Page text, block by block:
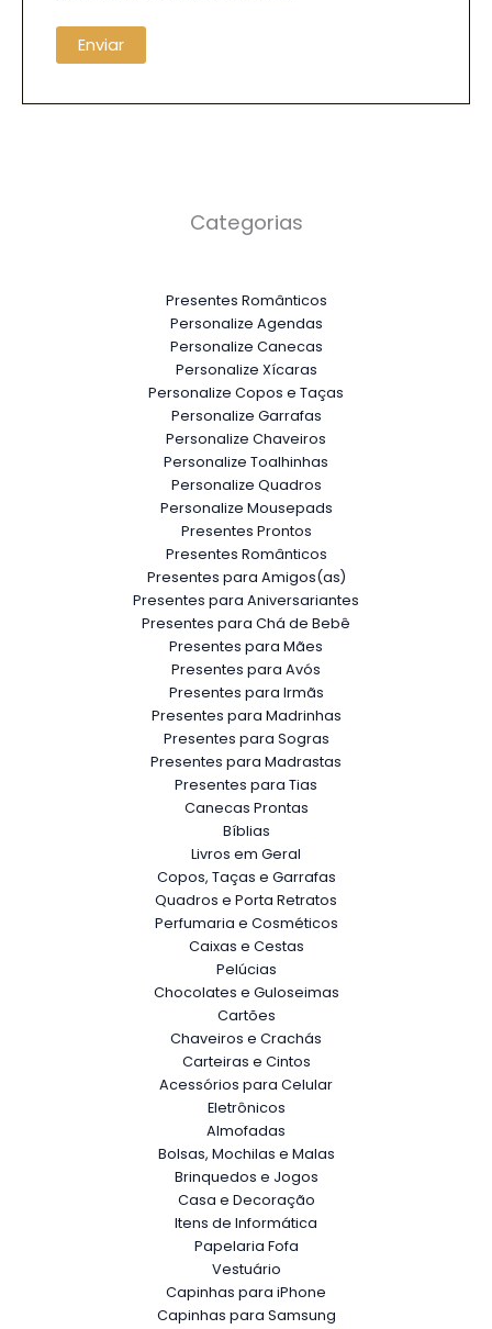
Categorias
Presentes Românticos
Personalize Agendas
Personalize Canecas
Personalize Xícaras
Personalize Copos e Taças
Personalize Garrafas
Personalize Chaveiros
Personalize Toalhinhas
Personalize Quadros
Personalize Mousepads
Presentes Prontos
Presentes Românticos
Presentes para Amigos(as)
Presentes para Aniversariantes
Presentes para Chá de Bebê
Presentes para Mães
Presentes para Avós
Presentes para Irmãs
Presentes para Madrinhas
Presentes para Sogras
Presentes para Madrastas
Presentes para Tias
Canecas Prontas
Bíblias
Livros em Geral
Copos, Taças e Garrafas
Quadros e Porta Retratos
Perfumaria e Cosméticos
Caixas e Cestas
Pelúcias
Chocolates e Guloseimas
Cartões
Chaveiros e Crachás
Carteiras e Cintos
Acessórios para Celular
Eletrônicos
Almofadas
Bolsas, Mochilas e Malas
Brinquedos e Jogos
Casa e Decoração
Itens de Informática
Papelaria Fofa
Vestuário
Capinhas para iPhone
Capinhas para Samsung